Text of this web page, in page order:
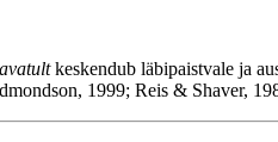
keskendub läbipaistvale ja
1999; Reis & Shaver,